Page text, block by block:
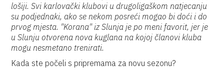
lošiji. Svi karlovački klubovi u drugoligaškom natjecanju
su podjednaki, ako se nekom posreći mogao bi doći i do
prvog mjesta. "Korana" iz Slunja je po meni favorit, jer je
u Slunju otvorena nova kuglana na kojoj članovi kluba
mogu nesmetano trenirati.
Kada ste počeli s pripremama za novu sezonu?